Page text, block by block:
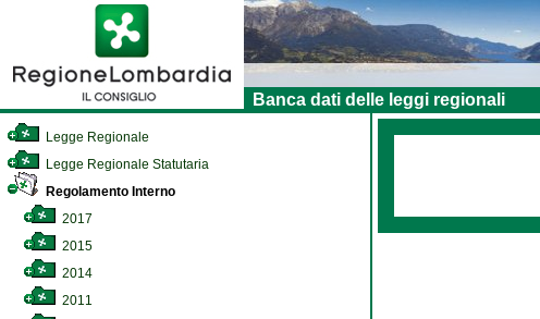
Banca dati delle leggi regionali
Legge Regionale
Legge Regionale Statutaria
Regolamento Interno
2017
2015
2014
2011